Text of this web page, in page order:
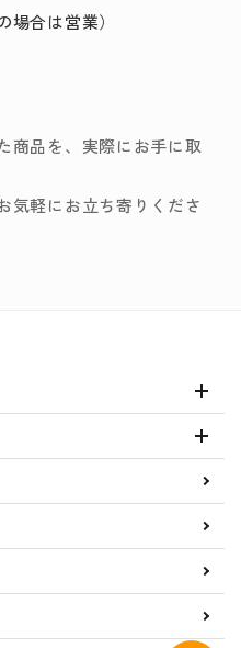
合は営業）
商品を、実際にお手に取
気軽にお立ち寄りくださ